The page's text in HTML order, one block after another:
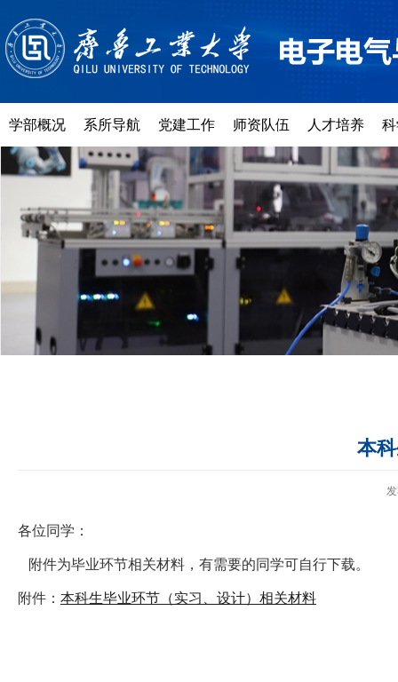
学部概况 系所导航 党建工作 师资队伍 人才培养
本
各位同学：
附件为毕业环节相关材料，有需要的同学可自行下载。
附件： 本科生毕业环节（实习、设计）相关材料